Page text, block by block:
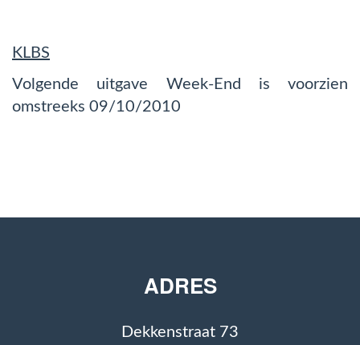
KLBS
Volgende uitgave Week-End is voorzien
omstreeks 09/10/2010
ADRES
Dekkenstraat 73